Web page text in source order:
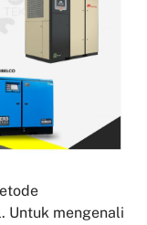
Untuk mengenali